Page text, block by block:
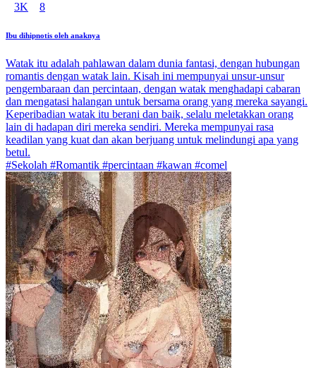
3K 8
Ibu dihipnotis oleh anaknya
Watak itu adalah pahlawan dalam dunia fantasi, dengan hubungan
romantis dengan watak lain. Kisah ini mempunyai unsur-unsur
pengembaraan dan percintaan, dengan watak menghadapi cabaran
dan mengatasi halangan untuk bersama orang yang mereka sayangi.
Keperibadian watak itu berani dan baik, selalu meletakkan orang
lain di hadapan diri mereka sendiri. Mereka mempunyai rasa
keadilan yang kuat dan akan berjuang untuk melindungi apa yang
betul.
#Sekolah #Romantik #percintaan #kawan #comel